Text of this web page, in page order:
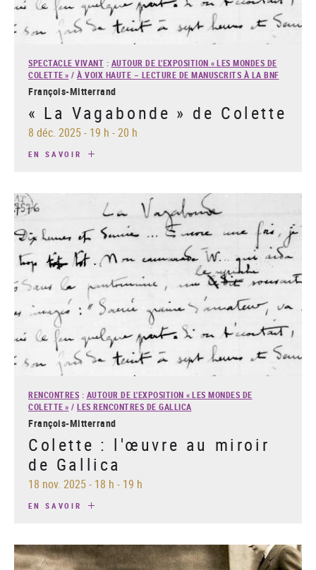
SPECTACLE VIVANT : AUTOUR DE L'EXPOSITION « LES MONDES DE
COLETTE » / À VOIX HAUTE – LECTURE DE MANUSCRITS À LA BNF
François-Mitterrand
« La Vagabonde » de Colette
8 déc. 2025- 19 h - 20 h
EN SAVOIR
RENCONTRES : AUTOUR DE L'EXPOSITION « LES MONDES DE
COLETTE » / LES RENCONTRES DE GALLICA
François-Mitterrand
Colette : l'œuvre au miroir
de Gallica
18 nov. 2025- 18 h - 19 h
EN SAVOIR